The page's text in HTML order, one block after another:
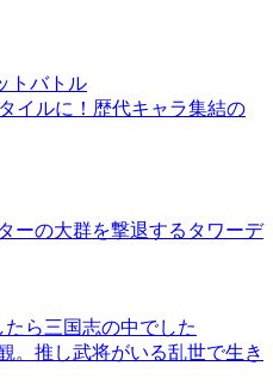
トバトル
イルに！歴代キャラ集結の
ーの大群を撃退するタワーデ
ら三国志の中でした
。推し武将がいる乱世で生き